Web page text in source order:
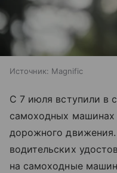
Источник: Magnific
С 7 июля вступили в
самоходных машинах
дорожного
водительских
на самоходные